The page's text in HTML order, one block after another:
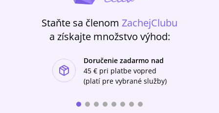
Staňte sa členom ZachejClubu
a získajte množstvo výhod:
Doručenie zadarmo nad
45 € pri platbe vopred
(platí pre vybrané služby)